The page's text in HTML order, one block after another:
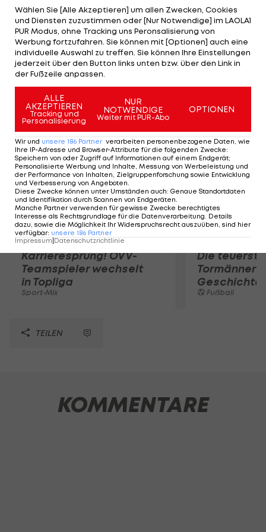
Hrinkow, David Wöhrer, Patrick Bosmann, Stefan
Praxmarer, Martin Weiss und Florian Schipflinger.
"Wir fahren mit Leidenschaft und Engagement und
schauen, was herauskommt", so Team-Manager
Thomas Pupp. Ziel sei es aber, das beste der
sechs heimischen Teams zu werden.
Mehr zum Thema
Karrieresprung! ÖVV-
Teamspieler wechselt
in Topliga
Sport-Mix
Die
Tormänner
Geschichte
Fußball
TEILEN
KOMMENTARE
Wählen Sie [Alle Akzeptieren] um allen Zwecken, Cookies
und Diensten zuzustimmen oder [Nur Notwendige] im LAOLA1
PUR Modus, ohne Tracking uns Peronsalisierung von
Werbung fortzufahren. Sie können mit [Optionen] auch eine
individuelle Auswahl zu treffen. Sie können Ihre Einstellungen
jederzeit über den Button links unten bzw. über den Link in
der Fußzeile anpassen.
ALLE
AKZEPTIEREN
Tracking und
Personalisierung
NUR
NOTWENDIGE
Weiter mit PUR-Abo
OPTIONEN
Wir und unsere 186 Partner verarbeiten personenbezogene Daten, wie
Ihre IP-Adresse und Browser-Attribute für die folgenden Zwecke:
Speichern von oder Zugriff auf Informationen auf einem Endgerät;
Personalisierte Werbung und Inhalte, Messung von Werbeleistung und
der Performance von Inhalten, Zielgruppenforschung sowie Entwicklung
und Verbesserung von Angeboten.
Diese Zwecke können unter Umständen auch: Genaue Standortdaten
und Identifikation durch Scannen von Endgeräten.
Manche Partner verwenden für gewisse Zwecke berechtigtes
Interesse als Rechtsgrundlage für die Datenverarbeitung. Details
dazu, sowie die Möglichkeit Ihr Widerspruchsrecht auszuüben, sind hier
verfügbar: unsere 186 Partner
Impressum Datenschutzrichtlinie